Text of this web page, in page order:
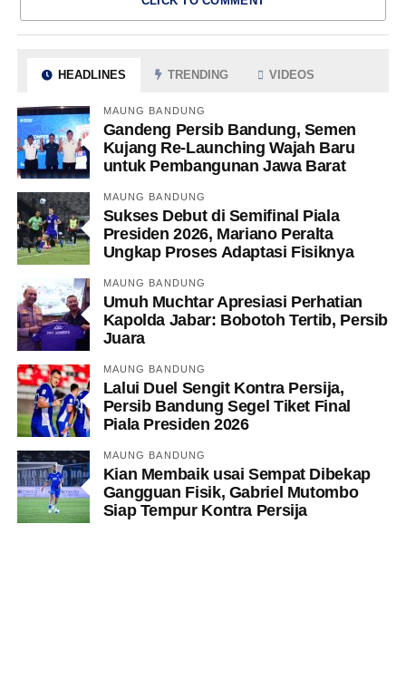
HEADLINES TRENDING VIDEOS
MAUNG BANDUNG
Gandeng Persib Bandung, Semen
Kujang Re-Launching Wajah Baru
untuk Pembangunan Jawa Barat
MAUNG BANDUNG
Sukses Debut di Semifinal Piala
Presiden 2026, Mariano Peralta
Ungkap Proses Adaptasi Fisiknya
MAUNG BANDUNG
Umuh Muchtar Apresiasi Perhatian
Kapolda Jabar: Bobotoh Tertib, Persib
Juara
MAUNG BANDUNG
Lalui Duel Sengit Kontra Persija,
Persib Bandung Segel Tiket Final
Piala Presiden 2026
MAUNG BANDUNG
Kian Membaik usai Sempat Dibekap
Gangguan Fisik, Gabriel Mutombo
Siap Tempur Kontra Persija